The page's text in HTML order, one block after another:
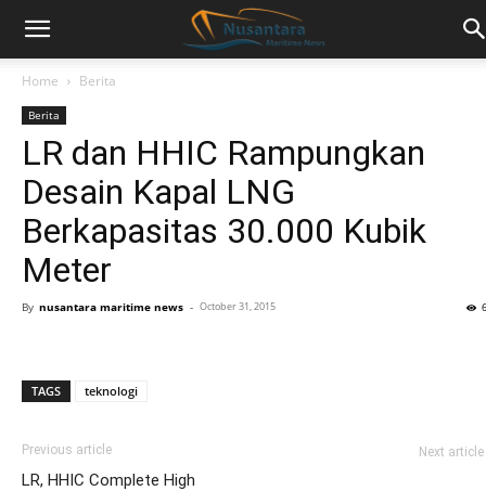
Home Berita
Berita
LR dan HHIC Rampungkan
Desain Kapal LNG
Berkapasitas 30.000 Kubik
Meter
By nusantara maritime news - October 31, 2015
TAGS teknologi
Previous article
LR, HHIC Complete High
Next article